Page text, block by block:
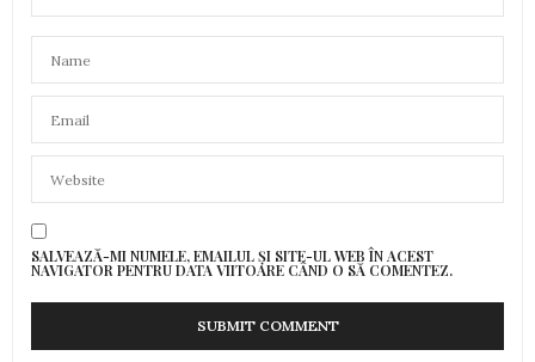
SALVEAZĂ-MI NUMELE, EMAILUL ȘI SITE-UL WEB ÎN ACEST
NAVIGATOR PENTRU DATA VIITOARE CÂND O SĂ COMENTEZ.